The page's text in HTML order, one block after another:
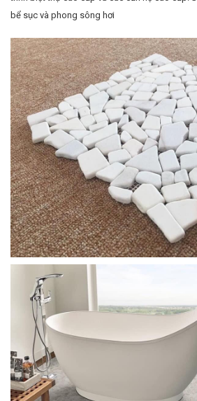
bể sục và phong sông hơi